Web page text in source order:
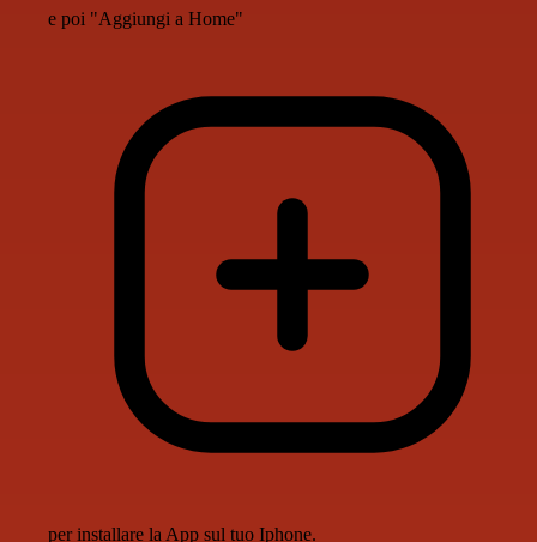
e poi "Aggiungi a Home"
per installare la App sul tuo Iphone.